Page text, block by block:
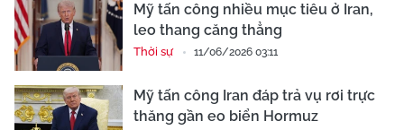
Mỹ tấn công nhiều mục tiêu ở Iran,
leo thang căng thẳng
Thời sự 11/06/2026 03:11
Mỹ tấn công Iran đáp trả vụ rơi trực
thăng gần eo biển Hormuz